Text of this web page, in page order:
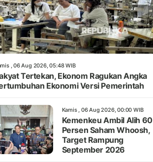
, 06 Aug 2026, 05:48 WIB
Tertekan, Ekonom Ragukan Angka
Ekonomi Versi Pemerintah
Kamis , 06 Aug 2026, 00:00 WIB
Kemenkeu Ambil Alih 60
Persen Saham Whoosh,
Target Rampung
September 2026